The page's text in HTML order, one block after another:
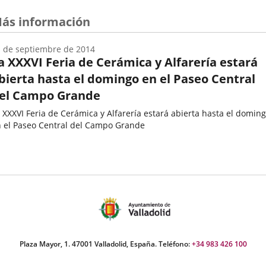
información
XXXVI Feria de Cerámica y Alfarería estará
hasta el domingo en el Paseo Central
Campo Grande
XXXVI Feria de Cerámica y Alfarería estará abierta hasta el
el Paseo Central del Campo Grande
de septiembre de 2014
Plaza Mayor, 1. 47001 Valladolid, España. Teléfono:+34 983 426 100